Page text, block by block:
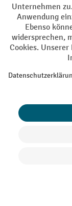
AGB
Barrierefreiheit
Alle Preise exkl.
¹ Der Rabatt gilt so
Erstregistrierung
Tage gültig und
eingelöst werden.
Arbeitsschutz | 5%